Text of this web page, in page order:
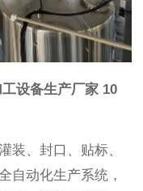
设备生产厂家 10
装、封口、贴标、
自动化生产系统，